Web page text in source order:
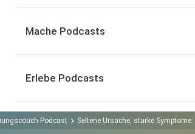
Mache Podcasts
Erlebe Podcasts
Podcast Seltene Ursache, starke